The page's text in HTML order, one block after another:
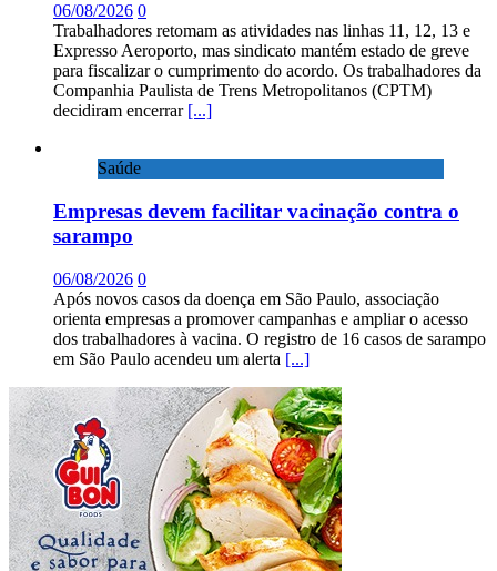
06/08/2026 0
Trabalhadores retomam as atividades nas linhas 11, 12, 13 e
Expresso Aeroporto, mas sindicato mantém estado de greve
para fiscalizar o cumprimento do acordo. Os trabalhadores da
Companhia Paulista de Trens Metropolitanos (CPTM)
decidiram encerrar [...]
Saúde
Empresas devem facilitar vacinação contra o
sarampo
06/08/2026 0
Após novos casos da doença em São Paulo, associação
orienta empresas a promover campanhas e ampliar o acesso
dos trabalhadores à vacina. O registro de 16 casos de sarampo
em São Paulo acendeu um alerta [...]